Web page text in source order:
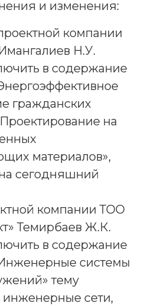
и изменения:
компании
Н.У.
в содержание
гражданских
на
материалов»,
сегодняшний
компании ТОО
Темирбаев Ж.К.
в содержание
системы
тему
сети,